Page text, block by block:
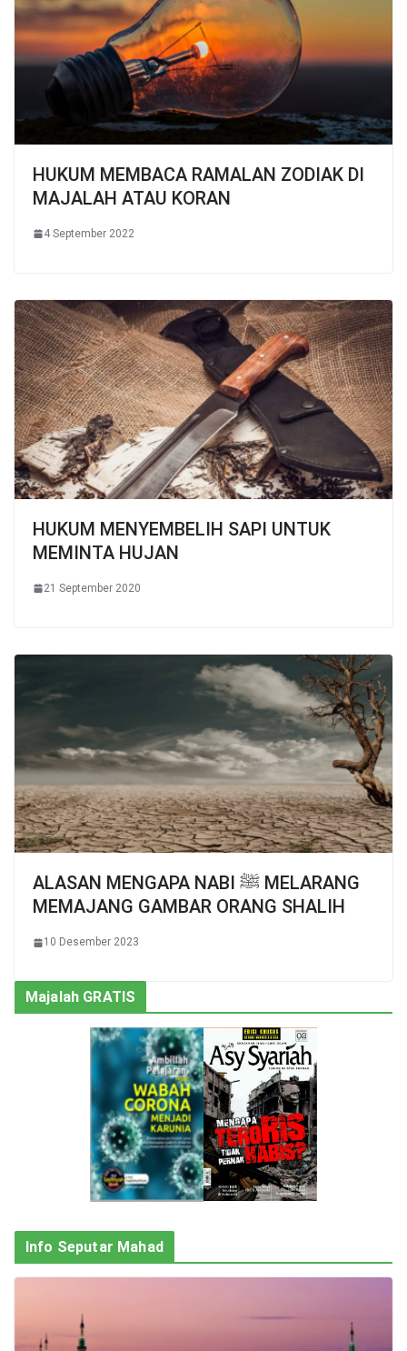
HUKUM MEMBACA RAMALAN ZODIAK DI
MAJALAH ATAU KORAN
4 September 2022
HUKUM MENYEMBELIH SAPI UNTUK
MEMINTA HUJAN
21 September 2020
ALASAN MENGAPA NABI ﷺ MELARANG
MEMAJANG GAMBAR ORANG SHALIH
10 Desember 2023
Majalah GRATIS
Info Seputar Mahad